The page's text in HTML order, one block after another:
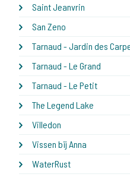
Saint Jeanvrin
San Zeno
Tarnaud - Jardin des
Tarnaud - Le Grand
Tarnaud - Le Petit
The Legend Lake
Villedon
Vissen bij Anna
WaterRust